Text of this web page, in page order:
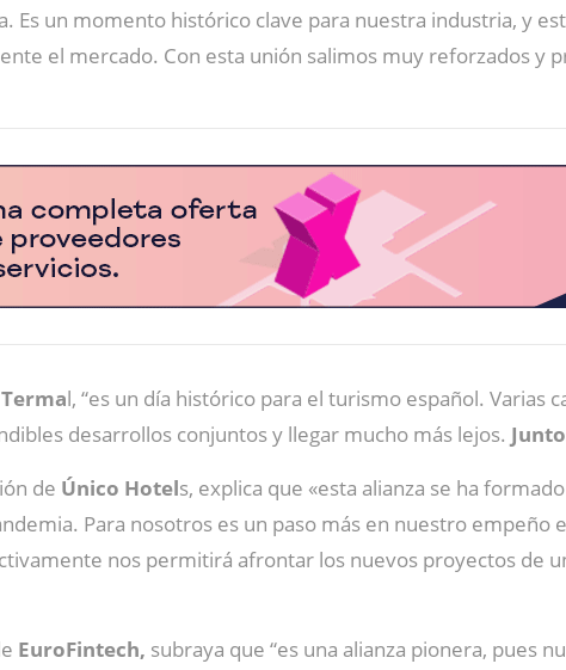
Es un momento histórico clave para nuestra industria, y
el mercado. Con esta unión salimos muy reforzados y
l, “es un día histórico para el turismo español.
desarrollos conjuntos y llegar mucho más lejos.
de Único Hotels, explica que «esta alianza se ha
Para nosotros es un paso más en nuestro
nos permitirá afrontar los nuevos proyectos de
EuroFintech, subraya que “es una alianza pionera, pues